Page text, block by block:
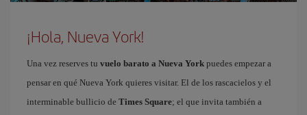
¡Hola, Nueva York!
Una vez reserves tu vuelo barato a Nueva York puedes empezar a
pensar en qué Nueva York quieres visitar. El de los rascacielos y el
interminable bullicio de Times Square; el que invita también a